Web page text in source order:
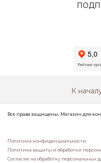
К
Все права защищены. Магазин для
Политика конфиденциальности
Политика защиты и обработки
Согласие на обработку персональных